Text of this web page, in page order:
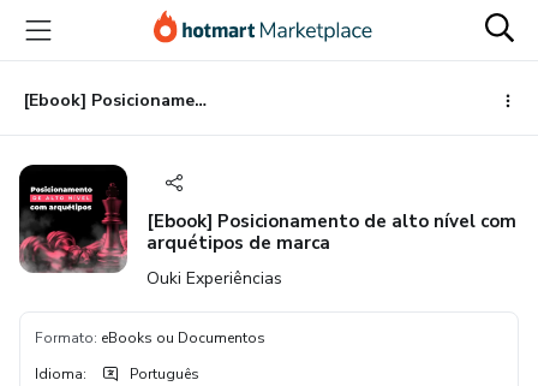
para
conteúdo
principal
para
pagamento
para
rodapé
[Ebook] Posicionamento de alto nível com arquétipos de marca
[Ebook] Posicionamento de alto nível com
arquétipos de marca
Ouki Experiências
Formato: eBooks ou Documentos
Idioma: Português